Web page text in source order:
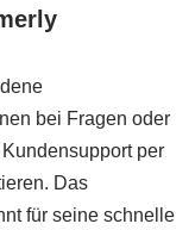
bei Fragen oder
per
Das
für seine schnelle